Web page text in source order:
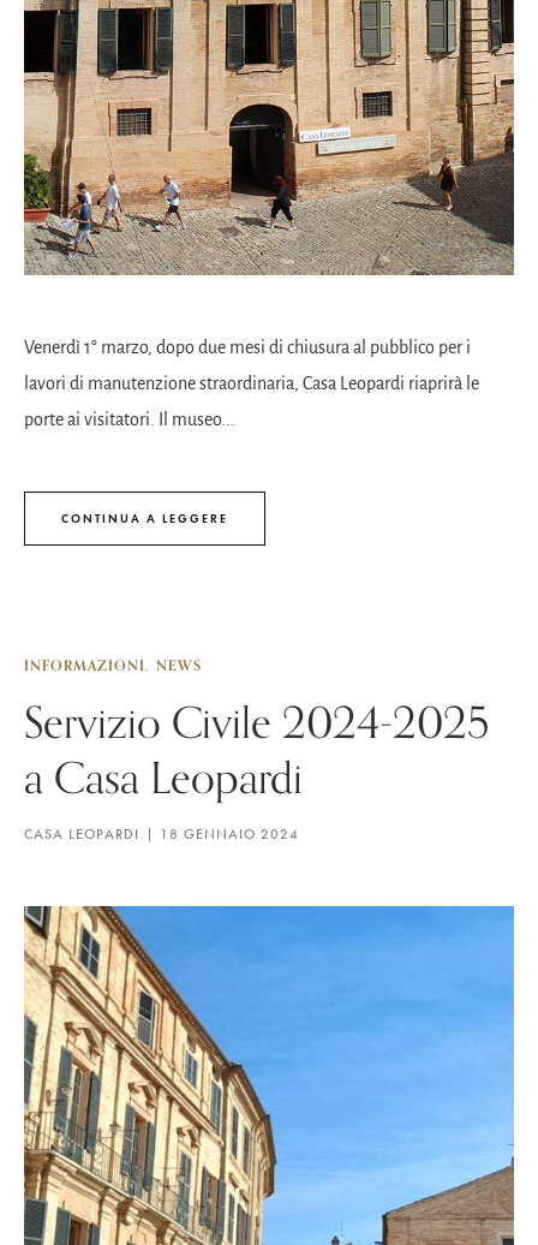
Venerdì 1° marzo, dopo due mesi di chiusura al pubblico per i
lavori di manutenzione straordinaria, Casa Leopardi riaprirà le
porte ai visitatori. Il museo...
CONTINUA A LEGGERE
INFORMAZIONI NEWS
Servizio Civile 2024-2025
a Casa Leopardi
CASA LEOPARDI 18 GENNAIO 2024